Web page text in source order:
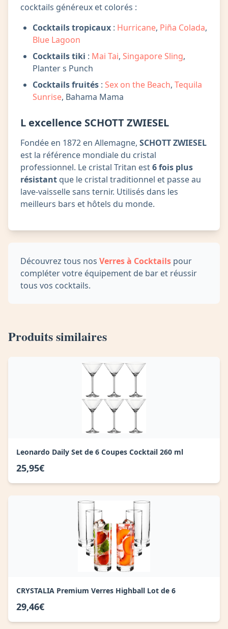
cocktails généreux et colorés :
Cocktails tropicaux : Hurricane, Piña Colada,
Blue Lagoon
Cocktails tiki : Mai Tai, Singapore Sling,
Planter s Punch
Cocktails fruités : Sex on the Beach, Tequila
Sunrise, Bahama Mama
L excellence SCHOTT ZWIESEL
Fondée en 1872 en Allemagne, SCHOTT ZWIESEL
est la référence mondiale du cristal
professionnel. Le cristal Tritan est6 fois plus
résistant que le cristal traditionnel et passe au
lave-vaisselle sans ternir. Utilisés dans les
meilleurs bars et hôtels du monde.
Découvrez tous nos Verres à Cocktails pour
compléter votre équipement de bar et réussir
tous vos cocktails.
Produits similaires
Leonardo Daily Set de 6 Coupes Cocktail 260 ml
25,95€
CRYSTALIA Premium Verres Highball Lot de 6
29,46€